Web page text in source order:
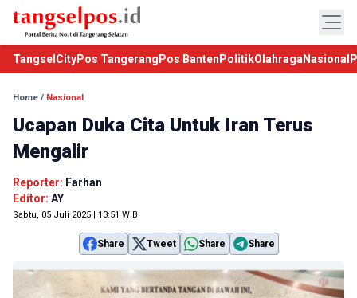
TangselCityPos Tangerang Pos Banten PolitikOlahraga Nasional
Home / Nasional
Ucapan Duka Cita Untuk Iran Terus
Mengalir
Reporter: Farhan
Editor: AY
Sabtu, 05 Juli 2025 | 13:51 WIB
Share Tweet Share Share